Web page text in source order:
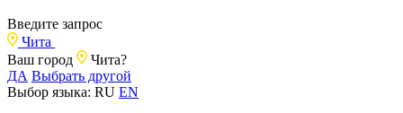
Введите запрос
Чита
Ваш город
Чита?
ДА Выбрать другой
Выбор языка: RU EN